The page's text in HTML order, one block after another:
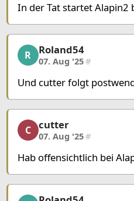
In der Tat startet Alapin2
Roland54, 9/23, 07.
R Roland54
07. Aug '25#
Und cutter folgt
cutter, 10/23, 07. Aug
C cutter
07. Aug '25#
Hab offensichtlich bei